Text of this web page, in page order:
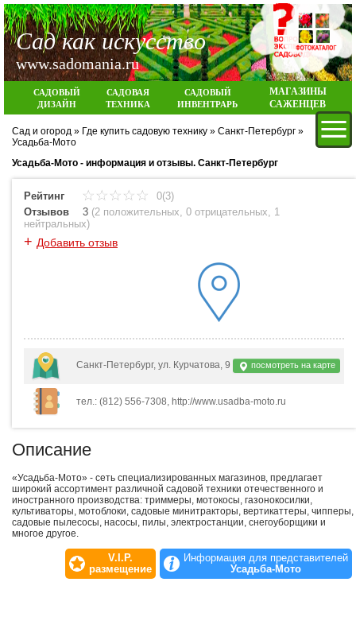
Сад как искусство
www.sadomania.ru
САДОВЫЙ
ДИЗАЙН
САДОВАЯ
ТЕХНИКА
САДОВЫЙ
ИНВЕНТРАРЬ
МАГАЗИНЫ
САЖЕНЦЕВ
Сад и огород » Где купить садовую технику » Санкт-Петербург »
Усадьба-Мото
Вход
Усадьба-Мото - информация и отзывы. Санкт-Петербург
Рейтинг
0(3)
Отзывов
3 (2 положительных, 0 отрицательных, 1
нейтральных)
+ Добавить отзыв
Санкт-Петербург, ул. Курчатова, 9 посмотреть на карте
тел.: (812) 556-7308, http://www.usadba-moto.ru
Описание
«Усадьба-Мото» - сеть специализированных магазинов, предлагает
широкий ассортимент различной садовой техники отечественного и
иностранного производства: триммеры, мотокосы, газонокосилки,
культиваторы, мотоблоки, садовые минитракторы, вертикаттеры, чипперы,
садовые пылесосы, насосы, пилы, электростанции, снегоуборщики и
многое другое.
V.I.P.
размещение
Информация для представителей
Усадьба-Мото